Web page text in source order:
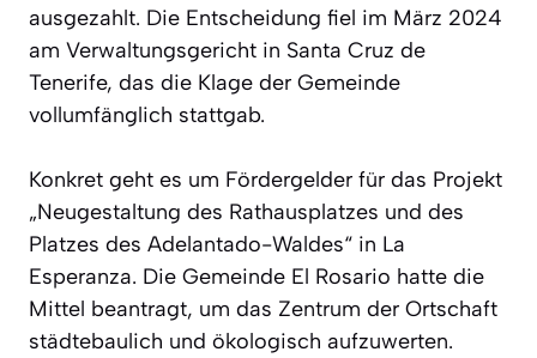
ausgezahlt. Die Entscheidung fiel im März 2024
am Verwaltungsgericht in Santa Cruz de
Tenerife, das die Klage der Gemeinde
vollumfänglich stattgab.
Konkret geht es um Fördergelder für das Projekt
„Neugestaltung des Rathausplatzes und des
Platzes des Adelantado-Waldes“ in La
Esperanza. Die Gemeinde El Rosario hatte die
Mittel beantragt, um das Zentrum der Ortschaft
städtebaulich und ökologisch aufzuwerten.